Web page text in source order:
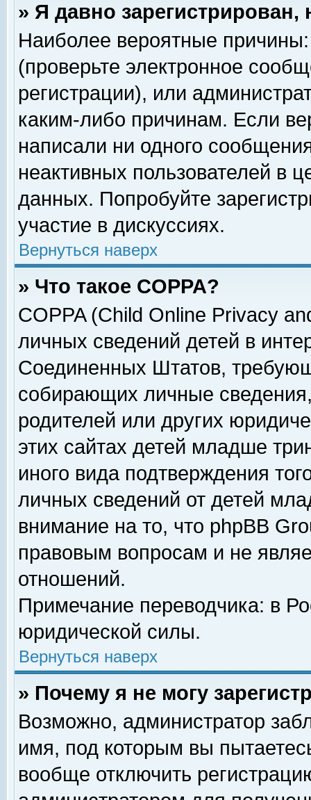
» Я давно
Наиболее вероятные
(проверьте электронное
регистрации), или
каким-либо причинам. Если
написали ни одного
неактивных пользователей в
данных. Попробуйте
участие в дискуссиях.
Вернуться наверх
» Что такое COPPA?
COPPA (Child Online Privacy
личных сведений детей в
Соединенных Штатов,
собирающих личные
родителей или других
этих сайтах детей младше
иного вида подтверждения
личных сведений от детей
внимание на то, что phpBB
правовым вопросам и не
отношений.
Примечание переводчика: в
юридической силы.
Вернуться наверх
» Почему я не могу
Возможно, администратор
имя, под которым вы
вообще отключить